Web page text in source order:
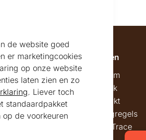
Algemeen
Showroom
Maatwerk
Kerstmarkt
Belastingregels
Track & Trace
de website goed
er marketingcookies
op onze website
laten zien en zo
. Liever toch
standaardpakket
de voorkeuren